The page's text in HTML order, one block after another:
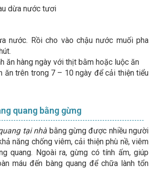
dừa nước tươi
nước. Rồi cho vào chậu nước muối pha
ăn hàng ngày với thịt bằm hoặc luộc ăn
ăn trên trong 7 – 10 ngày để cải thiện tiểu
quang bằng gừng
tại nhà bằng gừng được nhiều người
năng chống viêm, cải thiện phù nề, viêm
quang. Ngoài ra, gừng có tính ấm, giúp
máu đến bàng quang để chữa lành tổn